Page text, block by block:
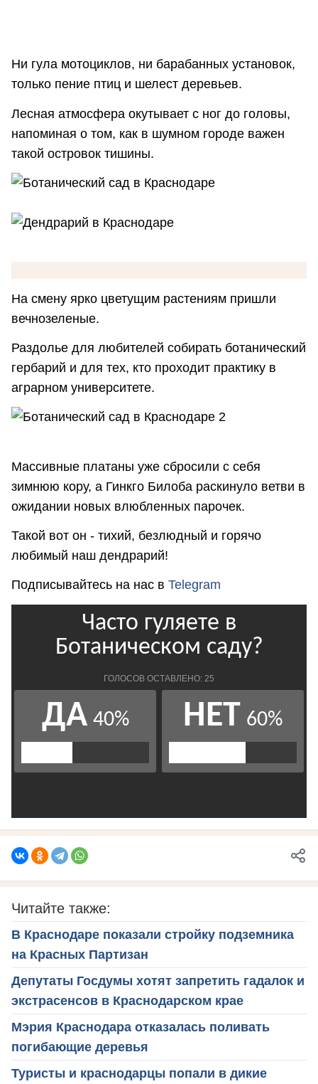
Ни гула мотоциклов, ни барабанных установок,
только пение птиц и шелест деревьев.
Лесная атмосфера окутывает с ног до головы,
напоминая о том, как в шумном городе важен
такой островок тишины.
На смену ярко цветущим растениям пришли
вечнозеленые.
Раздолье для любителей собирать ботанический
гербарий и для тех, кто проходит практику в
аграрном университете.
Массивные платаны уже сбросили с себя
зимнюю кору, а Гинкго Билоба раскинуло ветви в
ожидании новых влюбленных парочек.
Такой вот он - тихий, безлюдный и горячо
любимый наш дендрарий!
Подписывайтесь на нас в Telegram
Читайте также:
В Краснодаре показали стройку подземника
на Красных Партизан
Депутаты Госдумы хотят запретить гадалок и
экстрасенсов в Краснодарском крае
Мэрия Краснодара отказалась поливать
погибающие деревья
Туристы и краснодарцы попали в дикие